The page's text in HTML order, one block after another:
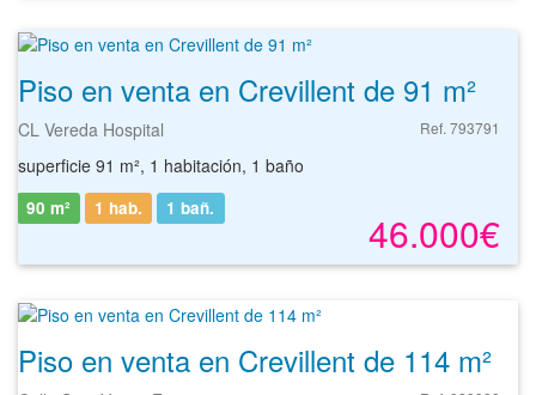
Piso en venta en Crevillent de 91 m²
CL Vereda Hospital Ref. 793791
superficie 91 m², 1 habitación, 1 baño
46.000€
90 m² 1 hab. 1 bañ.
Piso en venta en Crevillent de 114 m²